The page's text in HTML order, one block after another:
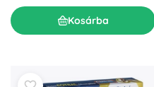
Kosárba